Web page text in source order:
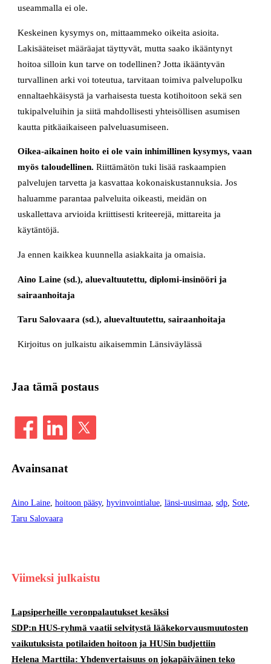
useammalla ei ole.
Keskeinen kysymys on, mittaammeko oikeita asioita.
Lakisääteiset määräajat täyttyvät, mutta saako ikääntynyt
hoitoa silloin kun tarve on todellinen? Jotta ikääntyvän
turvallinen arki voi toteutua, tarvitaan toimiva palvelupolku
ennaltaehkäisystä ja varhaisesta tuesta kotihoitoon sekä sen
tukipalveluihin ja siitä mahdollisesti yhteisöllisen asumisen
kautta pitkäaikaiseen palveluasumiseen.
Oikea-aikainen hoito ei ole vain inhimillinen kysymys, vaan
myös taloudellinen. Riittämätön tuki lisää raskaampien
palvelujen tarvetta ja kasvattaa kokonaiskustannuksia. Jos
haluamme parantaa palveluita oikeasti, meidän on
uskallettava arvioida kriittisesti kriteerejä, mittareita ja
käytäntöjä.
Ja ennen kaikkea kuunnella asiakkaita ja omaisia.
Aino Laine (sd.), aluevaltuutettu, diplomi-insinööri ja
sairaanhoitaja
Taru Salovaara (sd.), aluevaltuutettu, sairaanhoitaja
Kirjoitus on julkaistu aikaisemmin Länsiväylässä
Jaa tämä postaus
Avainsanat
Aino Laine, hoitoon pääsy, hyvinvointialue, länsi-uusimaa, sdp, Sote
Taru Salovaara
Viimeksi julkaistu
Lapsiperheille veronpalautukset kesäksi
SDP:n HUS-ryhmä vaatii selvitystä lääkekorvausmuutosten
vaikutuksista potilaiden hoitoon ja HUSin budjettiin
Helena Marttila: Yhdenvertaisuus on jokapäiväinen teko